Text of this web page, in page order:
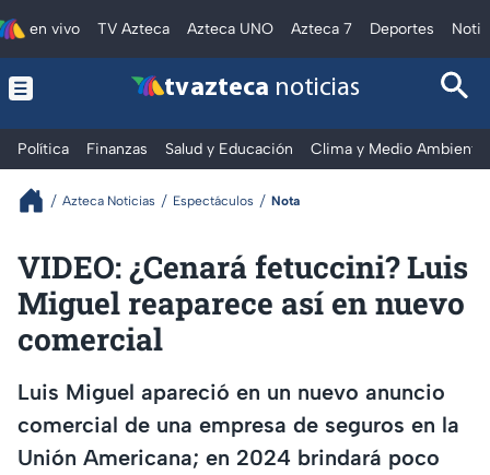
en vivo TV Azteca Azteca UNO Azteca 7 Deportes
tv azteca noticias
Política Finanzas Salud y Educación Clima y Medio Ambiente
Azteca Noticias Espectáculos Nota
VIDEO: ¿Cenará fetuccini? Luis
Miguel reaparece así en nuevo
comercial
Luis Miguel apareció en un nuevo anuncio
comercial de una empresa de seguros en la
Unión Americana; en 2024 brindará poco